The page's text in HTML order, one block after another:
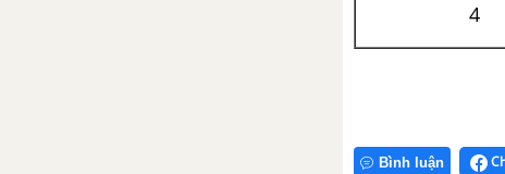
4
Bình luận